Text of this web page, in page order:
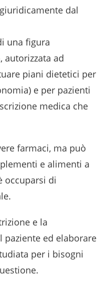
dal
una figura
autorizzata ad
piani dietetici per
e per pazienti
medica che
farmaci, ma può
e alimenti a
occuparsi di
e la
paziente ed elaborare
per i bisogni